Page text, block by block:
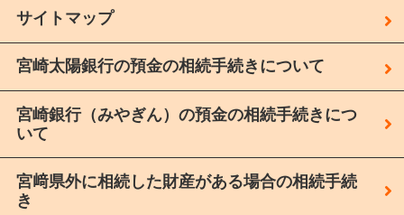
サイトマップ
宮崎太陽銀行の預金の相続手続きについて
宮崎銀行（みやぎん）の預金の相続手続きにつ
いて
宮﨑県外に相続した財産がある場合の相続手続
き